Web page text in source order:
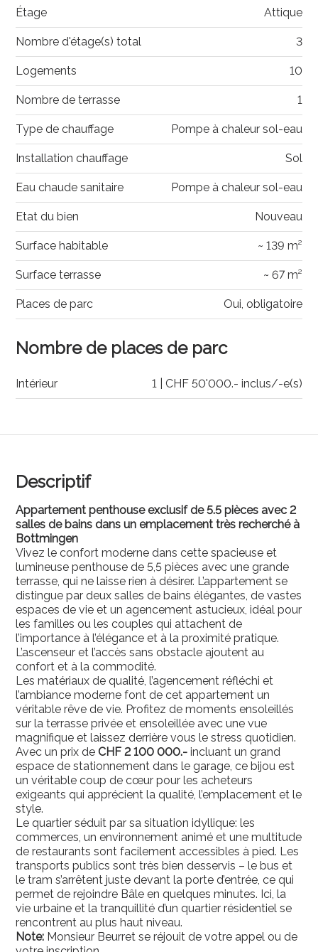
Descriptif
Appartement penthouse exclusif de 5.5 pièces avec 2
salles de bains dans un emplacement très recherché à
Bottmingen
Vivez le confort moderne dans cette spacieuse et
lumineuse penthouse de 5,5 pièces avec une grande
terrasse, qui ne laisse rien à désirer. L’appartement se
distingue par deux salles de bains élégantes, de vastes
espaces de vie et un agencement astucieux, idéal pour
les familles ou les couples qui attachent de
l’importance à l’élégance et à la proximité pratique.
L’ascenseur et l’accès sans obstacle ajoutent au
confort et à la commodité.
Les matériaux de qualité, l’agencement réfléchi et
l’ambiance moderne font de cet appartement un
véritable rêve de vie. Profitez de moments ensoleillés
sur la terrasse privée et ensoleillée avec une vue
magnifique et laissez derrière vous le stress quotidien.
Avec un prix deCHF 2 100 000.- incluant un grand
espace de stationnement dans le garage, ce bijou est
un véritable coup de cœur pour les acheteurs
exigeants qui apprécient la qualité, l’emplacement et le
style.
Le quartier séduit par sa situation idyllique: les
commerces, un environnement animé et une multitude
de restaurants sont facilement accessibles à pied. Les
transports publics sont très bien desservis – le bus et
le tram s’arrêtent juste devant la porte d’entrée, ce qui
permet de rejoindre Bâle en quelques minutes. Ici, la
vie urbaine et la tranquillité d’un quartier résidentiel se
rencontrent au plus haut niveau.
Note: Monsieur Beurret se réjouit de votre appel ou de
Étage Attique
Nombre d'étage(s) total 3
Logements 10
Nombre de terrasse 1
Type de chauffage Pompe à chaleur sol-eau
Installation chauffage Sol
Eau chaude sanitaire Pompe à chaleur sol-eau
Etat du bien Nouveau
Surface habitable ~ 139 m²
Surface terrasse ~ 67 m²
Places de parc Oui, obligatoire
Nombre de places de parc
Intérieur 1 | CHF 50'000.- inclus/-e(s)